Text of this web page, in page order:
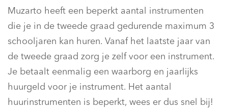
Muzarto heeft een beperkt aantal instrumenten
die je in de tweede graad gedurende maximum 3
schooljaren kan huren. Vanaf het laatste jaar van
de tweede graad zorg je zelf voor een instrument.
Je betaalt eenmalig een waarborg en jaarlijks
huurgeld voor je instrument. Het aantal
huurinstrumenten is beperkt, wees er dus snel bij!